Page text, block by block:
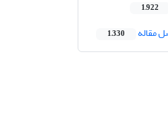
1,922
مقاله 1,330